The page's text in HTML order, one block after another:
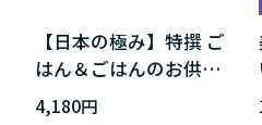
【日本の極み】特撰 ご
はん＆ごはんのお供ギ
フト
4,180円